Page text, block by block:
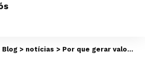
Blog > notícias > Por que gerar valor para o cliente da farmácia?